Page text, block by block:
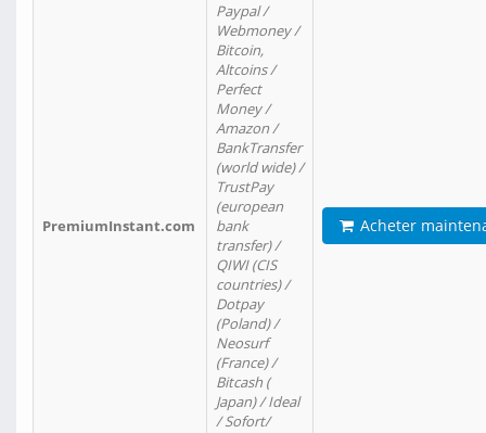
PremiumInstant.com
Paypal /
Webmoney /
Bitcoin,
Altcoins /
Perfect
Money /
Amazon /
BankTransfer
(world wide) /
TrustPay
(european
bank
transfer) /
QIWI (CIS
countries) /
Dotpay
(Poland) /
Neosurf
(France) /
Bitcash (
Japan) / Ideal
/ Sofort/
Acheter